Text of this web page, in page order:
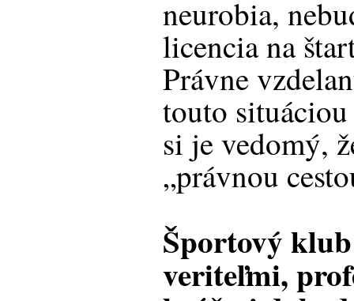
neurobia,
licencia na
Právne
touto
si je vedomý,
„právnou
Športový
veriteľmi,